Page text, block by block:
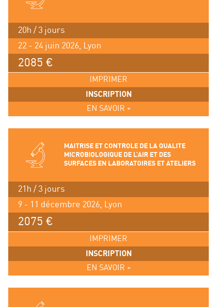
20h / 3 jours
22 - 24 juin 2026, Lyon
2085 €
IMPRIMER
INSCRIPTION
EN SAVOIR +
MAITRISE ET CONTROLE DE LA QUALITE
MICROBIOLOGIQUE DE L’AIR ET DES
SURFACES EN LABORATOIRES ET ATELIERS
21h / 3 jours
9 - 11 décembre 2026, Lyon
2075 €
IMPRIMER
INSCRIPTION
EN SAVOIR +